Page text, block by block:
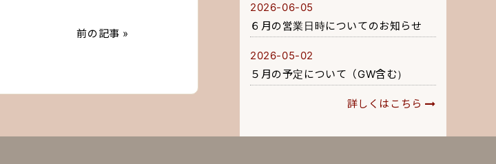
前の記事 »
2026-06-05
６月の営業日時についてのお知らせ
2026-05-02
５月の予定について（GW含む）
詳しくはこちら